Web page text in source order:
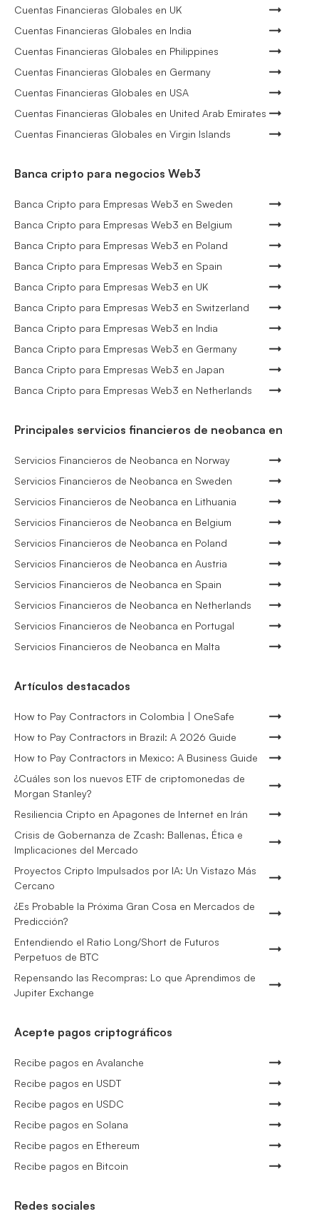
Cuentas Financieras Globales en UK
Cuentas Financieras Globales en India
Cuentas Financieras Globales en Philippines
Cuentas Financieras Globales en Germany
Cuentas Financieras Globales en USA
Cuentas Financieras Globales en United Arab Emirates
Cuentas Financieras Globales en Virgin Islands
Banca cripto para negocios Web3
Banca Cripto para Empresas Web3 en Sweden
Banca Cripto para Empresas Web3 en Belgium
Banca Cripto para Empresas Web3 en Poland
Banca Cripto para Empresas Web3 en Spain
Banca Cripto para Empresas Web3 en UK
Banca Cripto para Empresas Web3 en Switzerland
Banca Cripto para Empresas Web3 en India
Banca Cripto para Empresas Web3 en Germany
Banca Cripto para Empresas Web3 en Japan
Banca Cripto para Empresas Web3 en Netherlands
Principales servicios financieros de neobanca en
Servicios Financieros de Neobanca en Norway
Servicios Financieros de Neobanca en Sweden
Servicios Financieros de Neobanca en Lithuania
Servicios Financieros de Neobanca en Belgium
Servicios Financieros de Neobanca en Poland
Servicios Financieros de Neobanca en Austria
Servicios Financieros de Neobanca en Spain
Servicios Financieros de Neobanca en Netherlands
Servicios Financieros de Neobanca en Portugal
Servicios Financieros de Neobanca en Malta
Artículos destacados
How to Pay Contractors in Colombia | OneSafe
How to Pay Contractors in Brazil: A 2026 Guide
How to Pay Contractors in Mexico: A Business Guide
¿Cuáles son los nuevos ETF de criptomonedas de
Morgan Stanley?
Resiliencia Cripto en Apagones de Internet en Irán
Crisis de Gobernanza de Zcash: Ballenas, Ética e
Implicaciones del Mercado
Proyectos Cripto Impulsados por IA: Un Vistazo Más
Cercano
¿Es Probable la Próxima Gran Cosa en Mercados de
Predicción?
Entendiendo el Ratio Long/Short de Futuros
Perpetuos de BTC
Repensando las Recompras: Lo que Aprendimos de
Jupiter Exchange
Acepte pagos criptográficos
Recibe pagos en Avalanche
Recibe pagos en USDT
Recibe pagos en USDC
Recibe pagos en Solana
Recibe pagos en Ethereum
Recibe pagos en Bitcoin
Redes sociales